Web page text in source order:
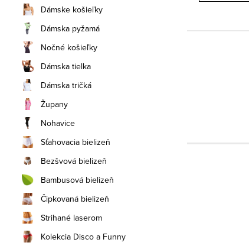
Dámske košieľky
Dámska pyžamá
Nočné košieľky
Dámska tielka
Dámska tričká
Župany
Nohavice
Sťahovacia bielizeň
Bezšvová bielizeň
Bambusová bielizeň
Čipkovaná bielizeň
Strihané laserom
Kolekcia Disco a Funny